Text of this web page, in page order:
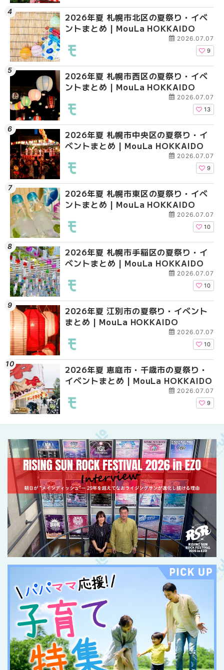
2026年夏 札幌市北区の夏祭り・イベ
ントまとめ | MouLa HOKKAIDO
2026.07.07
9
2026年夏 札幌市西区の夏祭り・イベ
ントまとめ | MouLa HOKKAIDO
2026.07.07
13
2026年夏 札幌市中央区の夏祭り・イ
ベントまとめ | MouLa HOKKAIDO
2026.07.07
9
2026年夏 札幌市東区の夏祭り・イベ
ントまとめ | MouLa HOKKAIDO
2026.07.07
10
2026年夏 札幌市手稲区の夏祭り・イ
ベントまとめ | MouLa HOKKAIDO
2026.07.07
10
2026年夏 江別市の夏祭り・イベント
まとめ | MouLa HOKKAIDO
2026.07.07
10
2026年夏 恵庭市・千歳市の夏祭り・
イベントまとめ | MouLa HOKKAIDO
2026.07.07
9
2026年夏 札幌市豊平
ベントまとめ |
2026年夏 札幌市北区
ントまとめ | MouLa
2026年夏 札幌市清田
ベントまとめ |
2026年夏 札幌市手稲
ベントまとめ |
2026年夏 札幌市中央
ベントまとめ |
2026年夏 札幌市南区
ントまとめ | MouLa
札幌の麻辣湯（マーラ
め専門店9選！本場の
新店まで徹底比較 |
2026年夏 札幌市西区
ントまとめ | MouLa
2026年夏 札幌市清田
ベントまとめ |
2026年夏 札幌市手稲
ベントまとめ |
2026年夏 札幌市豊平
ベントまとめ |
2026年夏 札幌市東区
ントまとめ | MouLa
2026年夏 札幌市南区
ントまとめ | MouLa
札幌の麻辣湯（マーラ
め専門店6選！本場の
新店まで徹底比較 |